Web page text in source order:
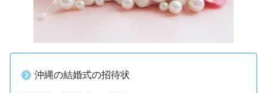
沖縄の結婚式の招待状